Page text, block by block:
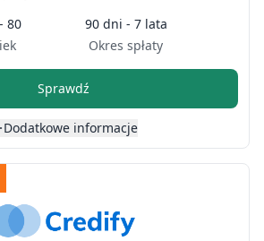
80
90 dni - 7 lata
Okres spłaty
Sprawdź
Dodatkowe informacje